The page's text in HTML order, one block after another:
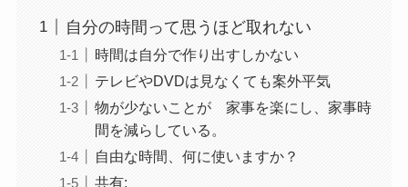
自分の時間って思うほど取れない
時間は自分で作り出すしかない
テレビやDVDは見なくても案外平気
物が少ないことが 家事を楽にし、家事時
間を減らしている。
自由な時間、何に使いますか？
共有: